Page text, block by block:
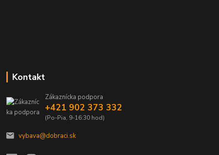
Kontakt
Zákaznícka podpora
+421 902 373 332
(Po-Pia, 9-16:30 hod)
vybava@dobraci.sk